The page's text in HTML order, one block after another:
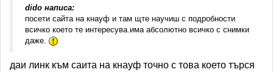
dido написа:
посети сайта на кнауф и там щте научиш с подробности
всичко което те интересува.има абсолютно всичко с снимки
даже.
даи линк към саита на кнауф точно с това което търся